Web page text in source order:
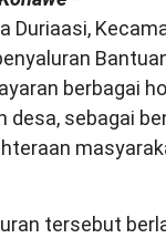
Duriaasi,
berbagai
desa, sebagai
tersebut